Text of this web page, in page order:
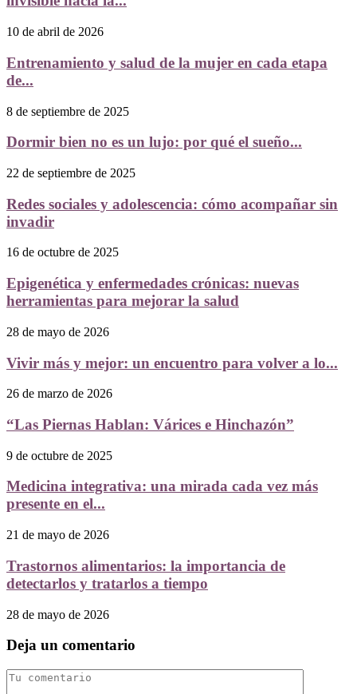
10 de abril de 2026
Entrenamiento y salud de la mujer en cada etapa
de...
8 de septiembre de 2025
Dormir bien no es un lujo: por qué el sueño...
22 de septiembre de 2025
Redes sociales y adolescencia: cómo acompañar sin
invadir
16 de octubre de 2025
Epigenética y enfermedades crónicas: nuevas
herramientas para mejorar la salud
28 de mayo de 2026
Vivir más y mejor: un encuentro para volver a lo...
26 de marzo de 2026
“Las Piernas Hablan: Várices e Hinchazón”
9 de octubre de 2025
Medicina integrativa: una mirada cada vez más
presente en el...
21 de mayo de 2026
Trastornos alimentarios: la importancia de
detectarlos y tratarlos a tiempo
28 de mayo de 2026
Deja un comentario